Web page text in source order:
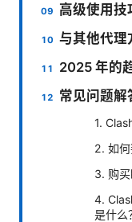
高级使用技
与其他代理
2025 年的
常见问题解
1.
2. 如何
3. 购
4.
是什么